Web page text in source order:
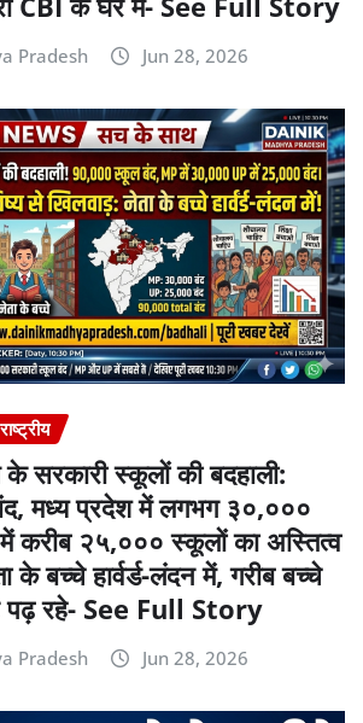
Pradesh Jun 28, 2026
राष्ट्रीय
सरकारी स्कूलों की बदहाली:
मध्य प्रदेश में लगभग ३०,०००
करीब २५,००० स्कूलों का अस्तित्व
के बच्चे हार्वर्ड-लंदन में, गरीब बच्चे
पढ़ रहे- See Full Story
Pradesh Jun 28, 2026